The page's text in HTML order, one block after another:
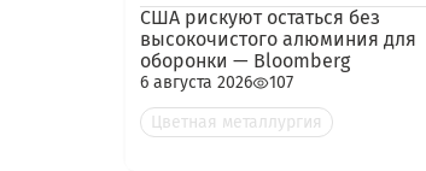
США рискуют остаться без
высокочистого алюминия для
оборонки — Bloomberg
6 августа 2026
107
Цветная металлургия